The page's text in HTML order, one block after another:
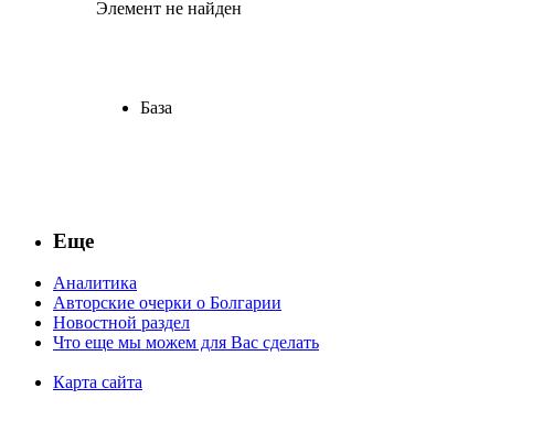
Элемент не найден
База
Еще
Аналитика
Авторские очерки о Болгарии
Новостной раздел
Что еще мы можем для Вас сделать
Карта сайта